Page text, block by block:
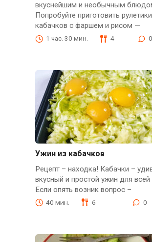
вкуснейшим и необычным
Попробуйте приготовить
кабачков с фаршем и рисом —
1 час. 30 мин. 4 0
Ужин из кабачков
Рецепт – находка! Кабачки –
вкусный и простой ужин для
Если опять возник вопрос –
40 мин. 6 0